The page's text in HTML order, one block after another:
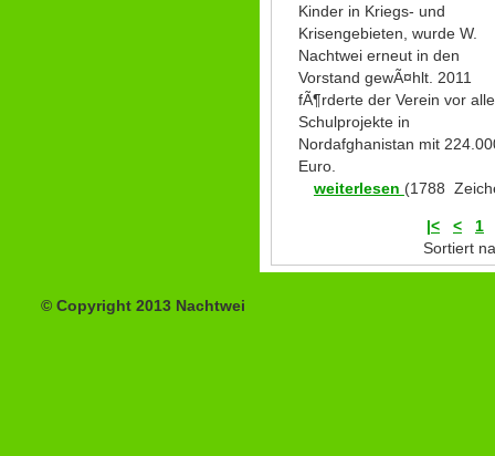
Kinder in Kriegs- und
Krisengebieten, wurde W.
Nachtwei erneut in den
Vorstand gewÃ¤hlt. 2011
fÃ¶rderte der Verein vor
Schulprojekte in
Nordafghanistan mit
Euro.
weiterlesen (1788
|< <
1
Sortiert
© Copyright 2013 Nachtwei